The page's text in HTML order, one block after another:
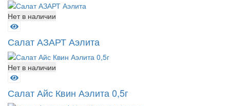
Нет в наличии
Салат АЗАРТ Аэлита
Нет в наличии
Салат Айс Квин Аэлита 0,5г